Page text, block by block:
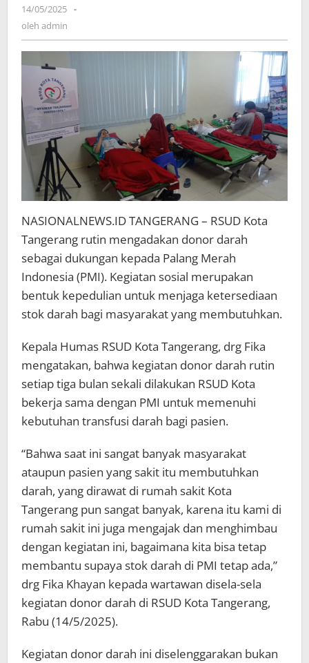
Donor
Darah
14/05/2025 oleh
-
oleh admin
NASIONALNEWS.ID TANGERANG – RSUD Kota
Tangerang rutin mengadakan donor darah
sebagai dukungan kepada Palang Merah
Indonesia (PMI). Kegiatan sosial merupakan
bentuk kepedulian untuk menjaga ketersediaan
stok darah bagi masyarakat yang membutuhkan.
Kepala Humas RSUD Kota Tangerang, drg Fika
mengatakan, bahwa kegiatan donor darah rutin
setiap tiga bulan sekali dilakukan RSUD Kota
bekerja sama dengan PMI untuk memenuhi
kebutuhan transfusi darah bagi pasien.
“Bahwa saat ini sangat banyak masyarakat
ataupun pasien yang sakit itu membutuhkan
darah, yang dirawat di rumah sakit Kota
Tangerang pun sangat banyak, karena itu kami di
rumah sakit ini juga mengajak dan menghimbau
dengan kegiatan ini, bagaimana kita bisa tetap
membantu supaya stok darah di PMI tetap ada,”
drg Fika Khayan kepada wartawan disela-sela
kegiatan donor darah di RSUD Kota Tangerang,
Rabu (14/5/2025).
Kegiatan donor darah ini diselenggarakan bukan